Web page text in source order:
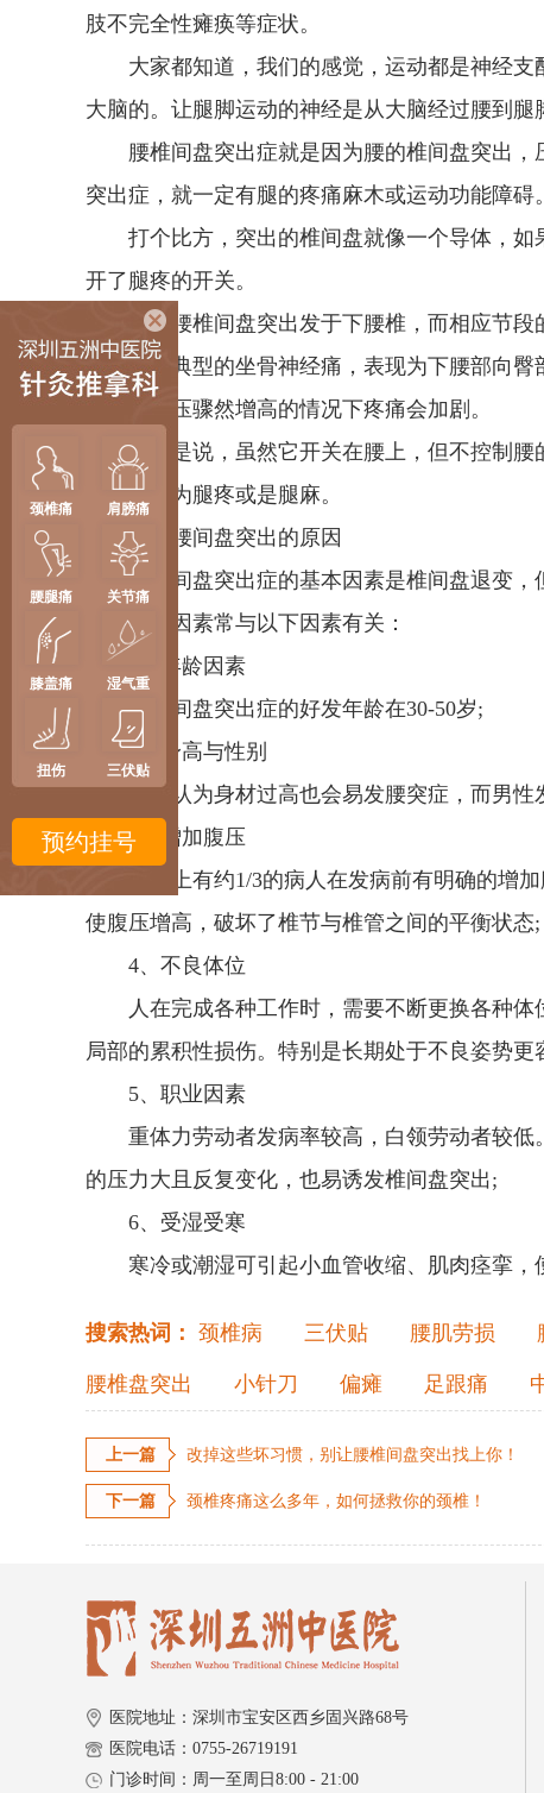
肢不完全性瘫痪等症状。
大家都知道，我们的感觉，运动都是神经支
大脑的。让腿脚运动的神经是从大脑经过腰到腿
腰椎间盘突出症就是因为腰的椎间盘突出，
突出症，就一定有腿的疼痛麻木或运动功能障碍。
打个比方，突出的椎间盘就像一个导体，如
开了腿疼的开关。
由于腰椎间盘突出发于下腰椎，而相应节段
出会引起典型的坐骨神经痛，表现为下腰部向
咳嗽等腹压骤然增高的情况下疼痛会加剧。
也就是说，虽然它开关在腰上，但不控制腰
反而表现为腿疼或是腿麻。
引发腰间盘突出的原因
腰椎间盘突出症的基本因素是椎间盘退变，
此种诱发因素常与以下因素有关：
1、年龄因素
腰椎间盘突出症的好发年龄在30-50岁;
2、身高与性别
有人认为身材过高也会易发腰突症，而男性
3、增加腹压
临床上有约1/3的病人在发病前有明确的增加
使腹压增高，破坏了椎节与椎管之间的平衡状态;
4、不良体位
人在完成各种工作时，需要不断更换各种体
局部的累积性损伤。特别是长期处于不良姿势更
5、职业因素
重体力劳动者发病率较高，白领劳动者较低
的压力大且反复变化，也易诱发椎间盘突出;
6、受湿受寒
寒冷或潮湿可引起小血管收缩、肌肉痉挛，
搜索热词： 颈椎病 三伏贴 腰肌劳损
腰椎盘突出 小针刀 偏瘫 足跟痛
上一篇 改掉这些坏习惯，别让腰椎间盘突出找上你！
下一篇 颈椎疼痛这么多年，如何拯救你的颈椎！
医院地址：深圳市宝安区西乡固兴路68号
医院电话：0755-26719191
门诊时间：周一至周日8:00 - 21:00
颈椎痛 肩膀痛
腰腿痛 关节痛
膝盖痛 湿气重
扭伤 三伏贴
预约挂号